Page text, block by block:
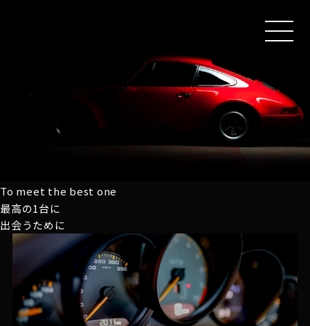
MEN
To meet the best one
最高の1台に
出会うために